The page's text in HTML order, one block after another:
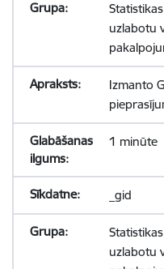
uzlabotu
Izmanto
1 minūte
_gid
uzlabotu